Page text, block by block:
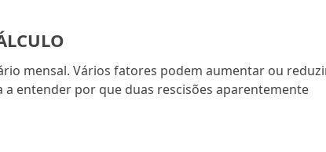
mensal. Vários fatores podem aumentar ou
entender por que duas rescisões aparentemente